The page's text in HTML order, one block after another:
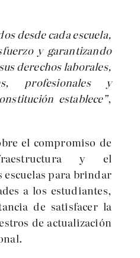
desde cada escuela,
y garantizando
derechos laborales,
profesionales y
establece”,
el compromiso de
y el
escuelas para brindar
a los estudiantes,
de satisfacer la
de actualización